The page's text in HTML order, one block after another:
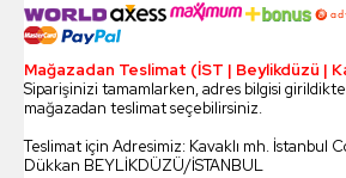
Mağazadan Teslimat (İST | Beylikdüzü |
Siparişinizi tamamlarken, adres bilgisi
mağazadan teslimat seçebilirsiniz.
Teslimat için Adresimiz: Kavaklı mh. İstanbul
Dükkan BEYLİKDÜZÜ/İSTANBUL